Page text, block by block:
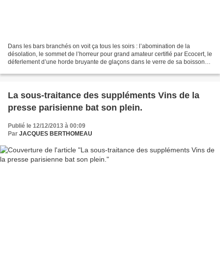
Dans les bars branchés on voit ça tous les soirs : l’abomination de la
désolation, le sommet de l’horreur pour grand amateur certifié par Ecocert, le
déferlement d’une horde bruyante de glaçons dans le verre de sa boisson
La sous-traitance des suppléments Vins de la
presse parisienne bat son plein.
Publié le 12/12/2013 à 00:09
Par JACQUES BERTHOMEAU